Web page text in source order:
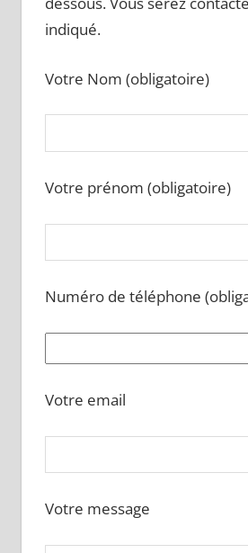
indiqué.
Votre Nom (obligatoire)
Votre prénom (obligatoire)
Numéro de téléphone
Votre email
Votre message